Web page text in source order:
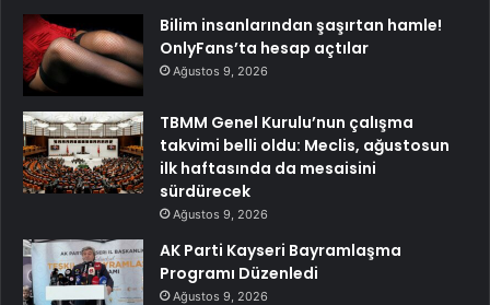
Bilim insanlarından şaşırtan hamle!
OnlyFans’ta hesap açtılar
Ağustos 9, 2026
TBMM Genel Kurulu’nun çalışma
takvimi belli oldu: Meclis, ağustosun
ilk haftasında da mesaisini
sürdürecek
Ağustos 9, 2026
AK Parti Kayseri Bayramlaşma
Programı Düzenledi
Ağustos 9, 2026